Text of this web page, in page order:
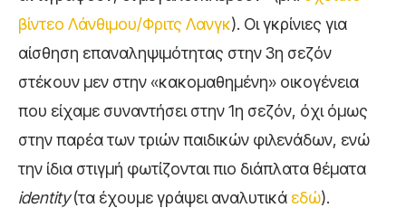
βίντεο Λάνθιμου/Φριτς Λανγκ). Οι γκρίνιες για
αίσθηση επαναληψιμότητας στην 3η σεζόν
στέκουν μεν στην «κακομαθημένη» οικογένεια
που είχαμε συναντήσει στην 1η σεζόν, όχι όμως
στην παρέα των τριών παιδικών φιλενάδων, ενώ
την ίδια στιγμή φωτίζονται πιο διάπλατα θέματα
identity(τα έχουμε γράψει αναλυτικά εδώ).